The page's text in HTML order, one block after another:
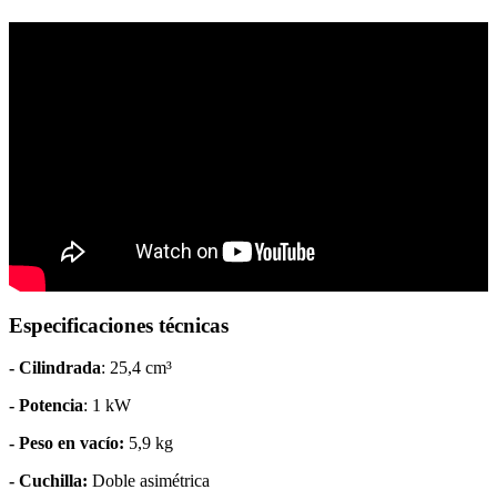
Especificaciones técnicas
- Cilindrada: 25,4 cm³
- Potencia: 1 kW
- Peso en vacío: 5,9 kg
- Cuchilla: Doble asimétrica